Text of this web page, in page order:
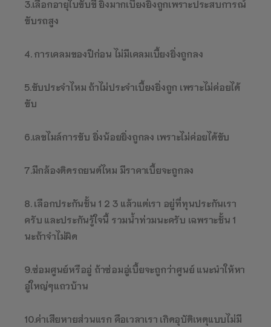
3.เลือกอายุใบขับขี่ ยิ่งมากเบี้ยงยิ่งถูกเพราะประสบการณ์
ขับรถสูง
4. การเคลมของปีก่อน ไม่มีเคลมเบี้ยงยิ่งถูกลง
5.ขับประจำไหม ถ้าไม่ประจำเบี้ยงยิ่งถูก เพราะไม่ค่อยได้
ขับ
6.เลขไมล์การขับ ยิ่งน้อยยิ่งถูกลง เพราะไม่ค่อยได้ขับ
7.มีกล้องติดรถยนต์ไหม มีราคาเบี้ยจะถูกลง
8. เลือกประกันชั้น 1 2 3 แล้วแต่เรา อยู่ที่ทุนประกันเรา
ครับ และประกันรู้ใจนี้ รวมน้ำท่วมนะครับ เฉพราะชั้น 1
นะถ้าจำไม่ผิด
9.ซ่อมศูนย์หรืออู่ ถ้าซ่อมอู่เบี้ยจะถูกว่าศูนย์ แนะนำให้หา
อู่ใหญ่ๆแถวบ้าน
10.ค่าเสียหายส่วนแรก คือเวลาเรา เกิดอุบัติเหตุแบบไม่มี